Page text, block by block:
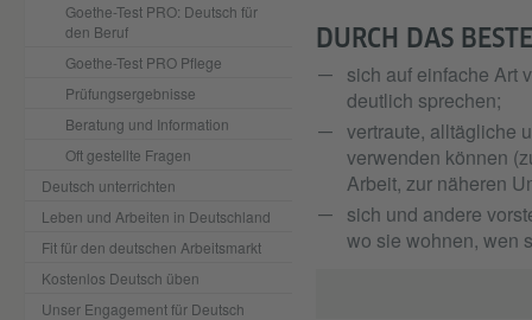
Goethe-Test PRO: Deutsch für
den Beruf
Goethe-Test PRO Pflege
Prüfungsergebnisse
Beratung und Information
Oft gestellte Fragen
Deutsch unterrichten
Leben und Arbeiten in Deutschland
Fit für den deutschen Arbeitsmarkt
Kostenlos Deutsch üben
Unser Engagement für Deutsch
DURCH DAS
sich auf einfache Art
deutlich sprechen;
vertraute, alltägliche
verwenden können
Arbeit, zur näheren
sich und andere
wo sie wohnen, wen